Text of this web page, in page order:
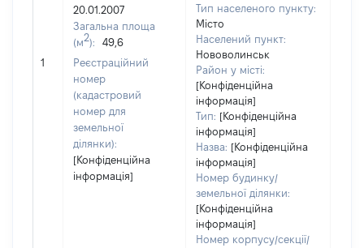
1
20.01.2007
Загальна площа
(м2):
49,6
Реєстраційний
номер
(кадастровий
номер для
земельної
ділянки):
[Конфіденційна
інформація]
Тип населеного пункту:
Місто
Населений пункт:
Нововолинськ
Район у місті:
[Конфіденційна
інформація]
Тип: [Конфіденційна
інформація]
Назва: [Конфіденційна
інформація]
Номер будинку/
земельної ділянки:
[Конфіденційна
інформація]
Номер корпусу/секції/